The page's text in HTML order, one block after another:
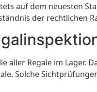
auf dem neuesten
der rechtlichen
aller Regale im
Solche